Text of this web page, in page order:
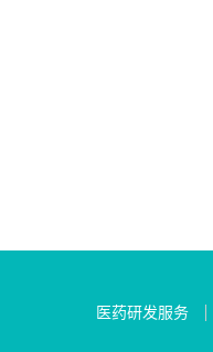
医药研发服务